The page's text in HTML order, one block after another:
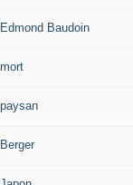
Edmond Baudoin
mort
paysan
Berger